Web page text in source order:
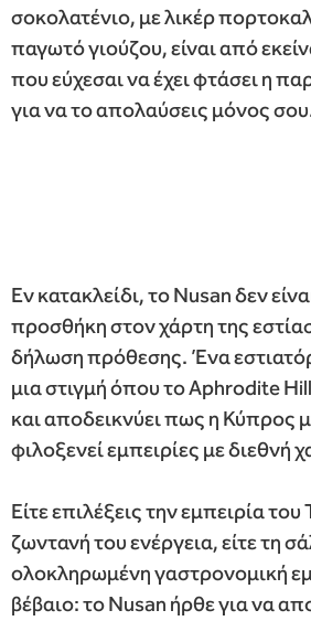
σοκολατένιο, με λικέρ
παγωτό γιούζου, είναι από
που εύχεσαι να έχει φτάσει η
για να το απολαύσεις μόνος
Εν κατακλείδι, το Nusan δεν
προσθήκη στον χάρτη της
δήλωση πρόθεσης. Ένα
μια στιγμή όπου το Aphrodite
και αποδεικνύει πως η Κύπρος
φιλοξενεί εμπειρίες με διεθνή
Είτε επιλέξεις την εμπειρία
ζωντανή του ενέργεια, είτε τη
ολοκληρωμένη γαστρονομική
βέβαιο: το Nusan ήρθε για να